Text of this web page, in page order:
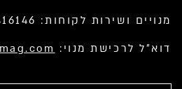
מנויים ושירות לקוחות: 058-5416146
דוא”ל לרכישת מנוי: